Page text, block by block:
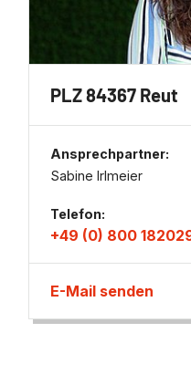
PLZ 84367 Reut
Ansprechpartner:
Sabine Irlmeier
Telefon:
+49 (0) 800
E-Mail senden